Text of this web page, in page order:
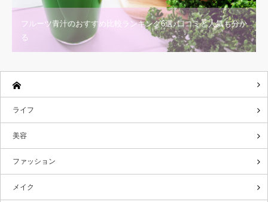
フルーツ青汁のおすすめ比較ランキング6選♪口コミと人気も分か
る
ライフ
美容
ファッション
メイク